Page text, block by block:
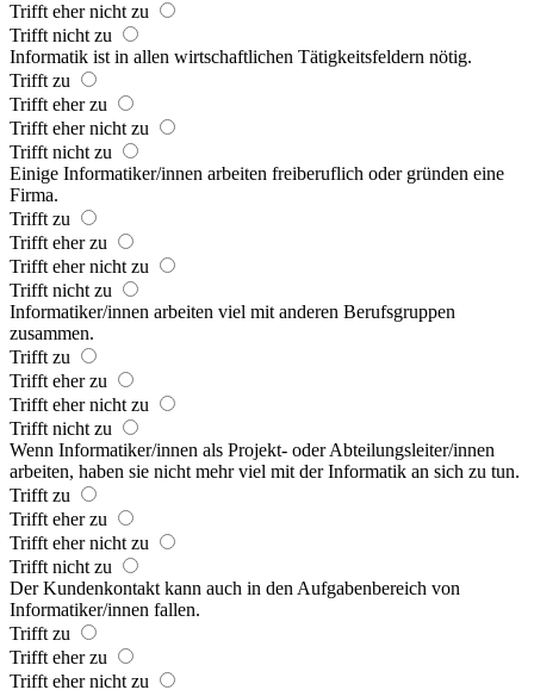
Trifft eher nicht zu
Trifft nicht zu
Informatik ist in allen wirtschaftlichen Tätigkeitsfeldern nötig.
Trifft zu
Trifft eher zu
Trifft eher nicht zu
Trifft nicht zu
Einige Informatiker/innen arbeiten freiberuflich oder gründen eine
Firma.
Trifft zu
Trifft eher zu
Trifft eher nicht zu
Trifft nicht zu
Informatiker/innen arbeiten viel mit anderen Berufsgruppen
zusammen.
Trifft zu
Trifft eher zu
Trifft eher nicht zu
Trifft nicht zu
Wenn Informatiker/innen als Projekt- oder Abteilungsleiter/innen
arbeiten, haben sie nicht mehr viel mit der Informatik an sich zu tun.
Trifft zu
Trifft eher zu
Trifft eher nicht zu
Trifft nicht zu
Der Kundenkontakt kann auch in den Aufgabenbereich von
Informatiker/innen fallen.
Trifft zu
Trifft eher zu
Trifft eher nicht zu